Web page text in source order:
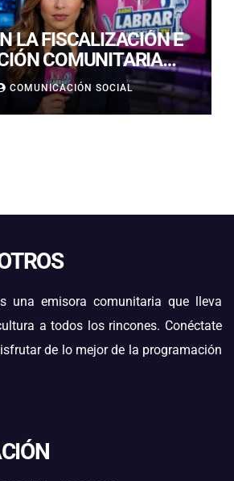
LA FISCALIZACIÓN E
COMUNITARIA
CONJUNTO EN
COMUNICACIÓN SOCIAL
una emisora comunitaria que lleva
a todos los rincones. Conéctate
de lo mejor de la programación